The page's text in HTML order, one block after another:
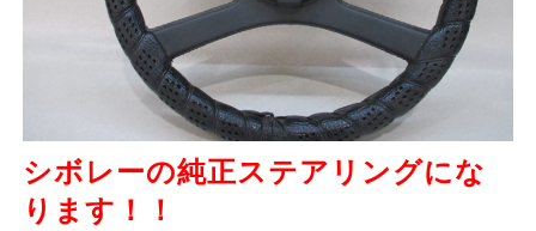
シボレーの純正ステアリングにな
ります！！